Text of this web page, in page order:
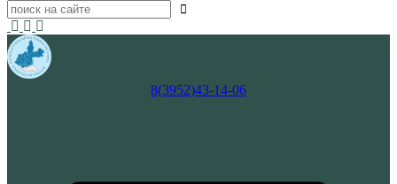
8(3952)43-14-06